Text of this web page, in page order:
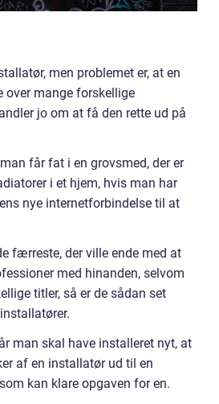
men problemet er, at en
mange forskellige
jo om at få den rette ud på
får fat i en grovsmed, der er
i et hjem, hvis man har
nye internetforbindelse til at
færreste, der ville ende med at
med hinanden, selvom
titler, så er de sådan set
man skal have installeret nyt, at
af en installatør ud til en
kan klare opgaven for en.